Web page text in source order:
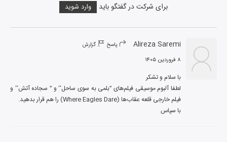
برای شرکت در گفتگو باید وارد شوید
Alireza Saremi پاسخ گزارش
۸ فروردین ۱۴۰۵
با سپاس